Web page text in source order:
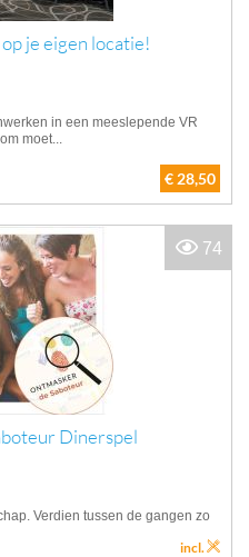
je eigen locatie!
in een meeslepende VR
moet...
€ 28,50
Dinerspel
Verdien tussen de gangen zo
incl.
74